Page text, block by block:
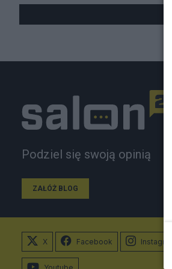
Podziel się swoją opinią
ZAŁÓŻ BLOG
X Facebook Instagram
Youtube